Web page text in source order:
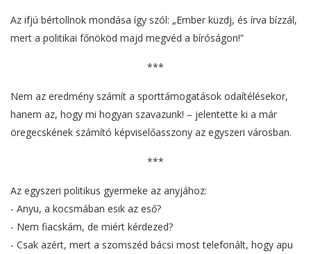
Az ifjú bértollnok mondása így szól: „Ember küzdj, és írva bízzál,
mert a politikai főnököd majd megvéd a bíróságon!”
***
Nem az eredmény számít a sporttámogatások odaítélésekor,
hanem az, hogy mi hogyan szavazunk! – jelentette ki a már
öregecskének számító képviselőasszony az egyszeri városban.
***
Az egyszeri politikus gyermeke az anyjához:
- Anyu, a kocsmában esik az eső?
- Nem fiacskám, de miért kérdezed?
- Csak azért, mert a szomszéd bácsi most telefonált, hogy apu